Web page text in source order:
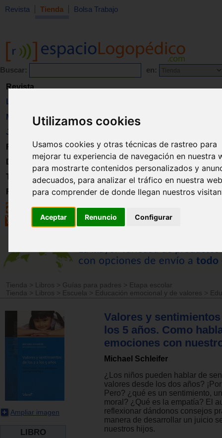
Utilizamos cookies
Usamos cookies y otras técnicas de rastreo para
mejorar tu experiencia de navegación en nuestra
para mostrarte contenidos personalizados y
adecuados, para analizar el tráfico en nuestra
para comprender de donde llegan nuestros
Aceptar Renuncio Configurar
Revista Tienda Bolsa Trabajo
Buscar: en:
Revista
Libros
Material
Juguetes
Formación
Directorio
Trabajo
Registro
Tienda > Libros > Guías para padres > Etapa escolar
Tienda
> Libros > Escuela > Educación emocional y de valores >
Ampliar imagen
LIBRO
Valores y
los 5 años. Como
emociones con
Michael Schleifer
¿Los niños pueden hablar de
valores desde los dos años?
Pero? ¿qué es un sentimiento,
moral? ¿Qué es la empatía? El
reflexionar dándonos consejos
manera de desarrollar un juicio
nuestros hijos.